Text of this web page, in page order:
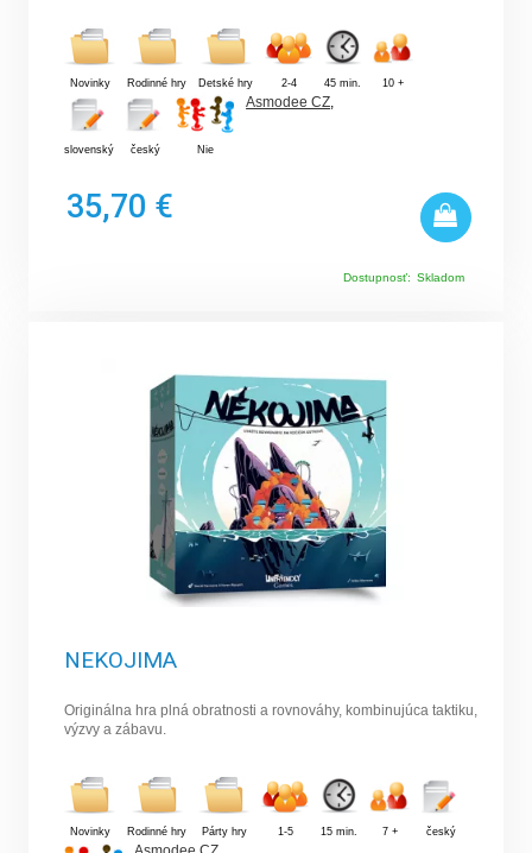
Novinky Rodinné hry Detské hry 2-4 45 min. 10 +
slovenský český Nie
Asmodee CZ,
35,70 €
Dostupnosť: Skladom
NEKOJIMA
Originálna hra plná obratnosti a rovnováhy, kombinujúca taktiku,
výzvy a zábavu.
Novinky Rodinné hry Párty hry 1-5 15 min. 7 + český